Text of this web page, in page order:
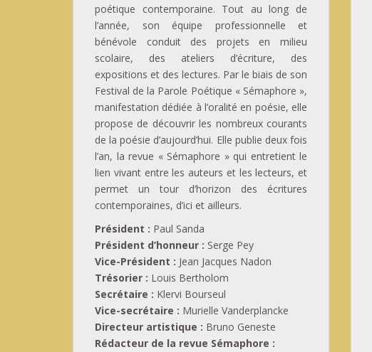
poétique contemporaine. Tout au long de
l’année, son équipe professionnelle et
bénévole conduit des projets en milieu
scolaire, des ateliers d’écriture, des
expositions et des lectures. Par le biais de son
Festival de la Parole Poétique « Sémaphore »,
manifestation dédiée à l’oralité en poésie, elle
propose de découvrir les nombreux courants
de la poésie d’aujourd’hui. Elle publie deux fois
l’an, la revue « Sémaphore » qui entretient le
lien vivant entre les auteurs et les lecteurs, et
permet un tour d’horizon des écritures
contemporaines, d’ici et ailleurs.
Président : Paul Sanda
Président d’honneur : Serge Pey
Vice-Président : Jean Jacques Nadon
Trésorier : Louis Bertholom
Secrétaire : Klervi Bourseul
Vice-secrétaire : Murielle Vanderplancke
Directeur artistique : Bruno Geneste
Rédacteur de la revue Sémaphore :